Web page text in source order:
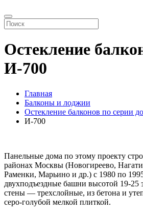
Остекление
И-700
Главная
Балконы и лоджии
Остекление балконов по серии
И-700
Панельные дома по этому проекту
районах Москвы (Новогиреево,
Раменки, Марьино и др.) с 1980 по
двухподъездные башни высотой 19-
стены — трехслойные, из бетона и
серо-голубой мелкой плиткой.